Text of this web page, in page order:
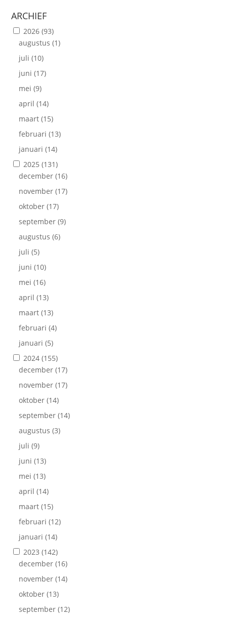
ARCHIEF
2026 (93)
augustus (1)
juli (10)
juni (17)
mei (9)
april (14)
maart (15)
februari (13)
januari (14)
2025 (131)
december (16)
november (17)
oktober (17)
september (9)
augustus (6)
juli (5)
juni (10)
mei (16)
april (13)
maart (13)
februari (4)
januari (5)
2024 (155)
december (17)
november (17)
oktober (14)
september (14)
augustus (3)
juli (9)
juni (13)
mei (13)
april (14)
maart (15)
februari (12)
januari (14)
2023 (142)
december (16)
november (14)
oktober (13)
september (12)